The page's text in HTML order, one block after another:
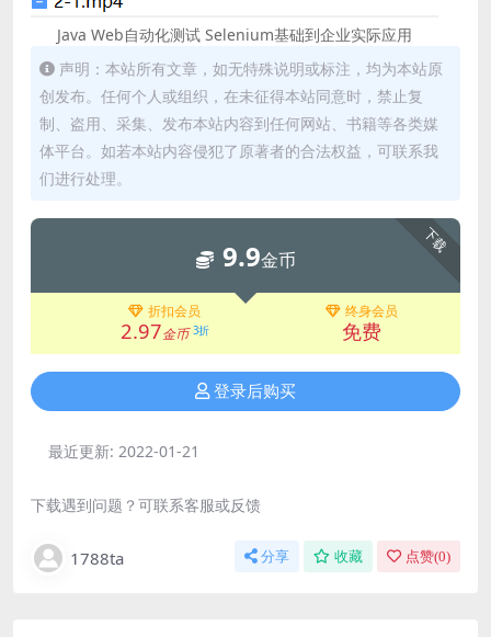
Java Web自动化测试 Selenium基础到企业实际应用
声明：本站所有文章，如无特殊说明或标注，均为本站原
创发布。任何个人或组织，在未征得本站同意时，禁止复
制、盗用、采集、发布本站内容到任何网站、书籍等各类媒
体平台。如若本站内容侵犯了原著者的合法权益，可联系我
们进行处理。
下载
9.9金币
折扣会员
2.97金币 3折
终身会员
免费
登录后购买
最近更新: 2022-01-21
下载遇到问题？可联系客服或反馈
1788ta 分享 收藏 点赞(0)